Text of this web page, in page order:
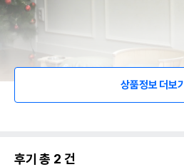
상품정보 더보기
후기 총 2 건